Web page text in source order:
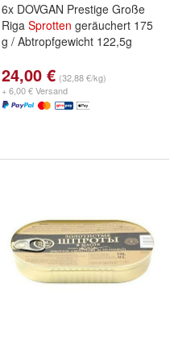
6x DOVGAN Prestige Große
Riga Sprotten geräuchert 175
g / Abtropfgewicht 122,5g
24,00 € (32,88 €/kg)
+ 6,00 € Versand